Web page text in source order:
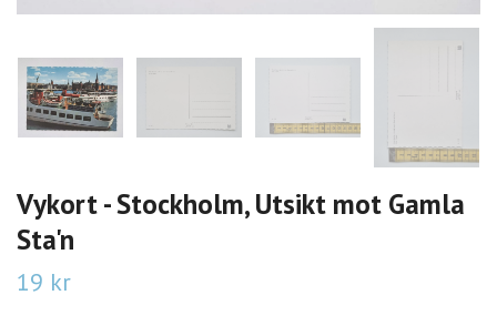
Vykort - Stockholm, Utsikt mot Gamla
Sta'n
19 kr